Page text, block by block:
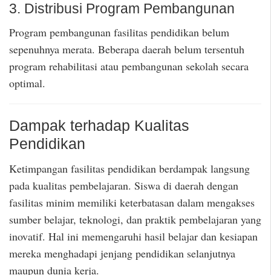
3. Distribusi Program Pembangunan
Program pembangunan fasilitas pendidikan belum
sepenuhnya merata. Beberapa daerah belum tersentuh
program rehabilitasi atau pembangunan sekolah secara
optimal.
Dampak terhadap Kualitas
Pendidikan
Ketimpangan fasilitas pendidikan berdampak langsung
pada kualitas pembelajaran. Siswa di daerah dengan
fasilitas minim memiliki keterbatasan dalam mengakses
sumber belajar, teknologi, dan praktik pembelajaran yang
inovatif. Hal ini memengaruhi hasil belajar dan kesiapan
mereka menghadapi jenjang pendidikan selanjutnya
maupun dunia kerja.